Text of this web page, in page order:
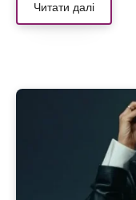
Читати далі